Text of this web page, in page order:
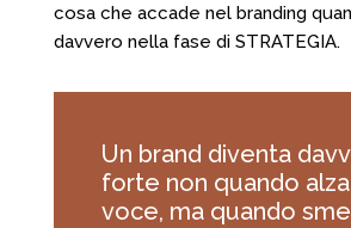
cosa che accade nel branding
davvero nella fase di STRATEGIA.
Un brand diventa
forte non quando
voce, ma quando